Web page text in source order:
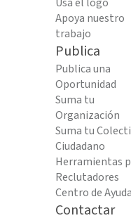
Apoya nuestro
trabajo
Publica
Publica una
Oportunidad
Suma tu
Organización
Suma tu
Ciudadano
Herramientas
Reclutadores
Centro de Ayuda
Contactar